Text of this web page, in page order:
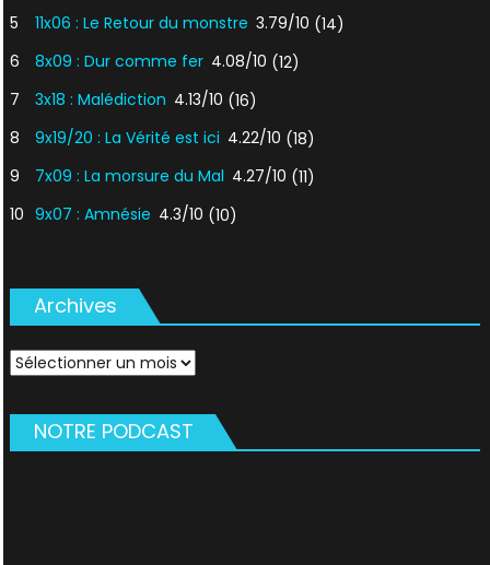
5
11x06 : Le Retour du monstre 3.79/10 (14)
6
8x09 : Dur comme fer 4.08/10 (12)
7
3x18 : Malédiction 4.13/10 (16)
8
9x19/20 : La Vérité est ici 4.22/10 (18)
9
7x09 : La morsure du Mal 4.27/10 (11)
10 9x07 : Amnésie 4.3/10 (10)
Archives
Archives
NOTRE PODCAST